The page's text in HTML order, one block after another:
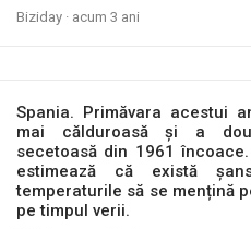
Biziday · acum 3 ani
Spania. Primăvara acestui
mai călduroasă și a
secetoasă din 1961
estimează că există
temperaturile să se mențină
pe timpul verii.